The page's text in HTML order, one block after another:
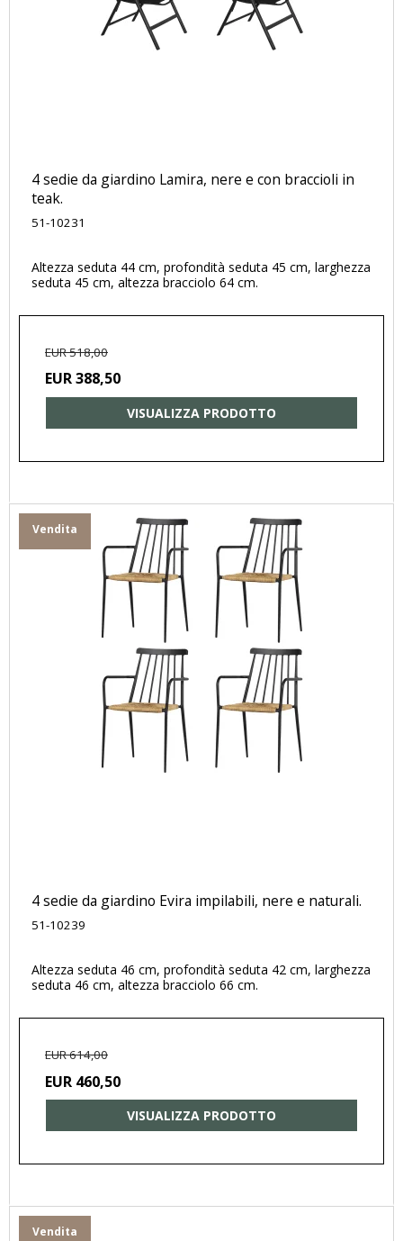
4 sedie da giardino Lamira, nere e con braccioli in
teak.
51-10231
Altezza seduta 44 cm, profondità seduta 45 cm, larghezza
seduta 45 cm, altezza bracciolo 64 cm.
EUR 518,00
EUR 388,50
VISUALIZZA PRODOTTO
Vendita
4 sedie da giardino Evira impilabili, nere e naturali.
51-10239
Altezza seduta 46 cm, profondità seduta 42 cm, larghezza
seduta 46 cm, altezza bracciolo 66 cm.
EUR 614,00
EUR 460,50
VISUALIZZA PRODOTTO
Vendita